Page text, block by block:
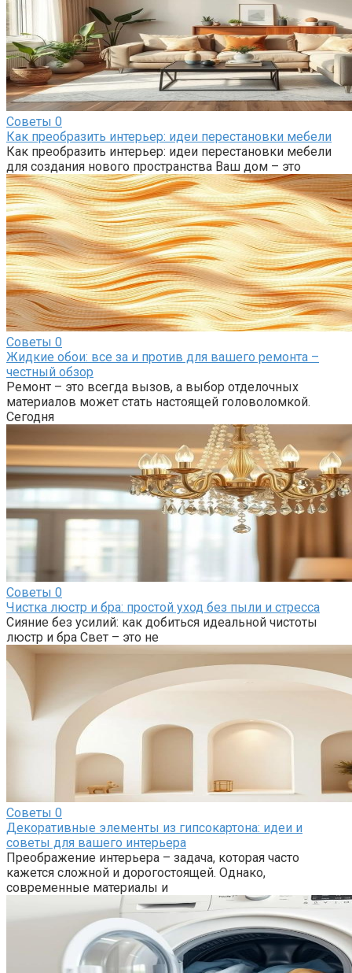
Советы 0
Как преобразить интерьер: идеи перестановки мебели
Как преобразить интерьер: идеи перестановки мебели
для создания нового пространства Ваш дом – это
Советы 0
Жидкие обои: все за и против для вашего ремонта –
честный обзор
Ремонт – это всегда вызов, а выбор отделочных
материалов может стать настоящей головоломкой.
Сегодня
Советы 0
Чистка люстр и бра: простой уход без пыли и стресса
Сияние без усилий: как добиться идеальной чистоты
люстр и бра Свет – это не
Советы 0
Декоративные элементы из гипсокартона: идеи и
советы для вашего интерьера
Преображение интерьера – задача, которая часто
кажется сложной и дорогостоящей. Однако,
современные материалы и